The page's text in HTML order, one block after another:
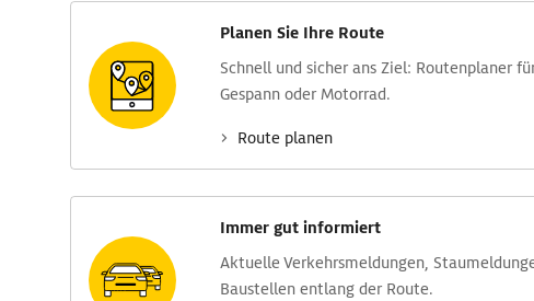
Planen Sie Ihre Route
Schnell und sicher ans Ziel: Routen­planer
Gespann oder Motorrad.
Route planen
Immer gut informiert
Aktuelle Verkehrs­meldungen,
Baustellen entlang der Route.